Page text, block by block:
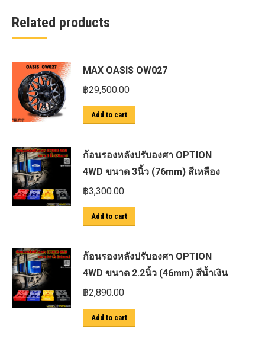
Related products
MAX OASIS OW027
฿29,500.00
Add to cart
ก้อนรองหลังปรับองศา OPTION
4WD ขนาด 3นิ้ว (76mm) สีเหลือง
฿3,300.00
Add to cart
ก้อนรองหลังปรับองศา OPTION
4WD ขนาด 2.2นิ้ว (46mm) สีน้ำเงิน
฿2,890.00
Add to cart